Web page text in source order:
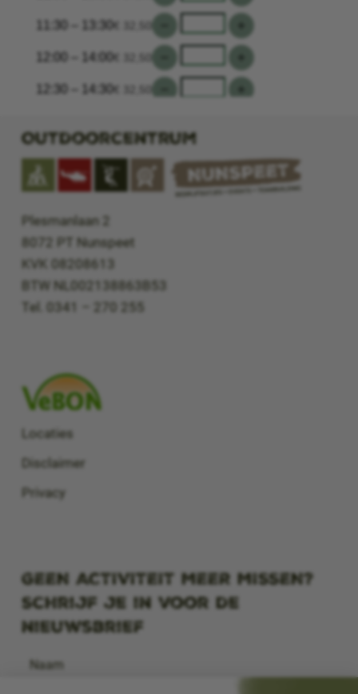
Outdoorcentrum
Plesmanlaan 2
8072 PT Nunspeet
KVK 08208613
BTW NL002138863B53
Tel. 0341 – 270 255
Locaties
Disclaimer
Privacy
GEEN ACTIVITEIT MEER MISSEN?
Schrijf je in voor de
nieuwsbrief